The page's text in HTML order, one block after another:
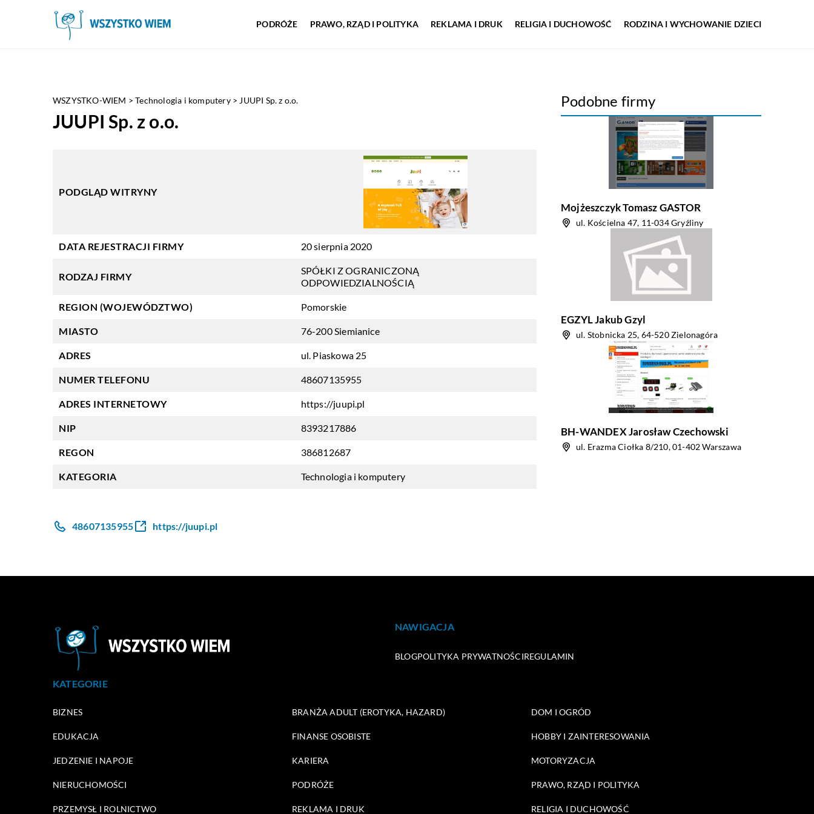
PODRÓŻE PRAWO, RZĄD I POLITYKA REKLAMA I DRUK RELIGIA I DUCHOWOŚĆ RODZINA I WYCHOWANIE DZIECI
WSZYSTKO-WIEM >Technologia i komputery> JUUPI Sp. z o.o.
JUUPI Sp. z o.o.
PODGLĄD WITRYNY
DATA REJESTRACJI FIRMY 20 sierpnia 2020
RODZAJ FIRMY
SPÓŁKI Z OGRANICZONĄ
ODPOWIEDZIALNOŚCIĄ
REGION (WOJEWÓDZTWO) Pomorskie
MIASTO 76-200 Siemianice
ADRES ul. Piaskowa 25
NUMER TELEFONU 48607135955
ADRES INTERNETOWY https://juupi.pl
NIP 8393217886
REGON 386812687
KATEGORIA Technologia i komputery
Podobne firmy
Mojżeszczyk Tomasz GASTOR
ul. Kościelna 47, 11-034 Gryźliny
EGZYL Jakub Gzyl
ul. Stobnicka 25, 64-520 Zielonagóra
BH-WANDEX Jarosław Czechowski
ul. Erazma Ciołka 8/210, 01-402 Warszawa
48607135955 https://juupi.pl
NAWIGACJA
BLOGPOLITYKA PRYWATNOŚCIREGULAMIN
KATEGORIE
BIZNES BRANŻA ADULT (EROTYKA, HAZARD) DOM I OGRÓD
EDUKACJA FINANSE OSOBISTE HOBBY I ZAINTERESOWANIA
JEDZENIE I NAPOJE KARIERA MOTORYZACJA
NIERUCHOMOŚCI PODRÓŻE PRAWO, RZĄD I POLITYKA
PRZEMYSŁ I ROLNICTWO REKLAMA I DRUK RELIGIA I DUCHOWOŚĆ